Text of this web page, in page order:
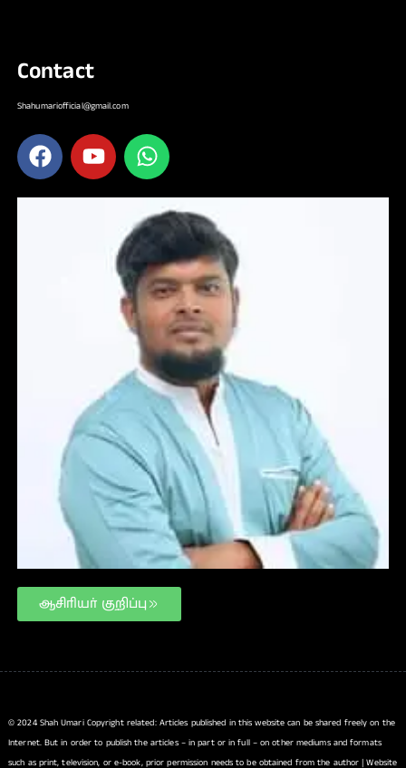
Contact
Shahumariofficial@gmail.com
ஆசிரியர் குறிப்பு
© 2024 Shah Umari Copyright related: Articles published in this website can be shared freely on the
Internet. But in order to publish the articles – in part or in full – on other mediums and formats
such as print, television, or e-book, prior permission needs to be obtained from the author | Website